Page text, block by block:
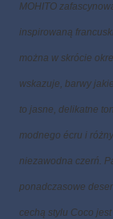
MOHITO
inspirowaną
można w skrócie
wskazuje, barwy
to jasne, delikatne
modnego écru i
niezawodna czerń.
ponadczasowe
cechą stylu Coco